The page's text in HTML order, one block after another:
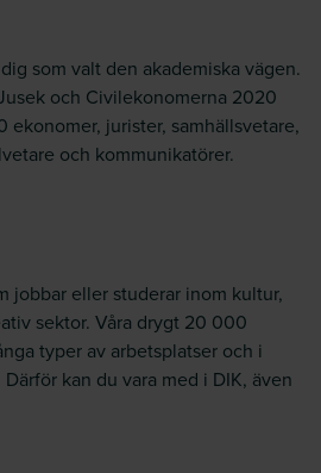
som valt den akademiska vägen.
och Civilekonomerna 2020
ekonomer, jurister, samhällsvetare,
och kommunikatörer.
jobbar eller studerar inom kultur,
sektor. Våra drygt 20 000
typer av arbetsplatser och i
kan du vara med i DIK, även